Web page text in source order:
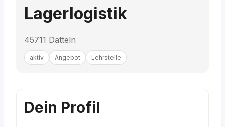
Lagerlogistik
45711 Datteln
aktiv Angebot Lehrstelle
Dein Profil